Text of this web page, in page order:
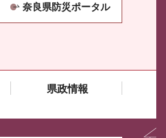
奈良県防災ポータル
県政情報